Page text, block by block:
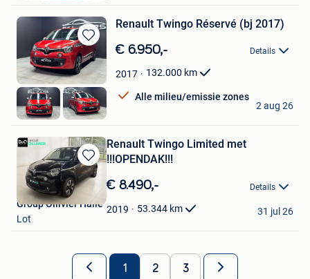
Bewaren
in
Mijn
Favorieten
Renault Twingo Réservé (bj 2017)
€ 6.950,- Details
2017 132.000 km
Alle milieu/emissie zones
E&L Cars
Herstal
2 aug 26
Bewaren
in
Mijn
Favorieten
Renault Twingo Limited met
!!!OPENDAK!!!
€ 8.490,- Details
2019 53.344 km
Group Ollivier Halle
Lot
31 jul 26
1 2 3